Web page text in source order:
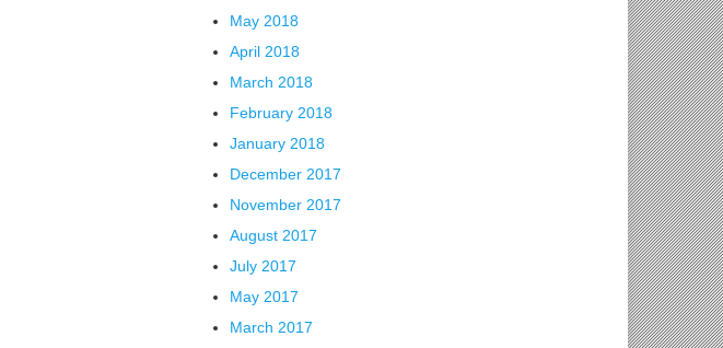
May 2018
April 2018
March 2018
February 2018
January 2018
December 2017
November 2017
August 2017
July 2017
May 2017
March 2017